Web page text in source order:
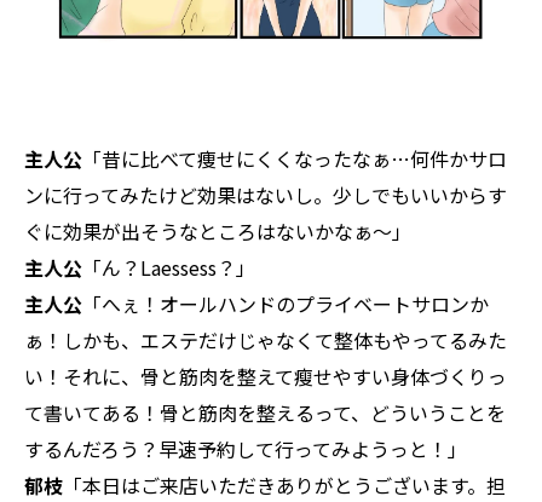
主人公 「昔に比べて痩せにくくなったなぁ…何件かサロ
ンに行ってみたけど効果はないし。少しでもいいからす
ぐに効果が出そうなところはないかなぁ～」
主人公 「ん？Laessess？」
主人公 「へぇ！オールハンドのプライベートサロンか
ぁ！しかも、エステだけじゃなくて整体もやってるみた
い！それに、骨と筋肉を整えて瘦せやすい身体づくりっ
て書いてある！骨と筋肉を整えるって、どういうことを
するんだろう？早速予約して行ってみようっと！」
郁枝 「本日はご来店いただきありがとうございます。担